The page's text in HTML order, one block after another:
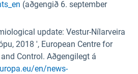
(aðgengið 6. september
update: Vestur-Nílarveira
2018 ', European Centre for
Control. Aðgengilegt á
en/news-